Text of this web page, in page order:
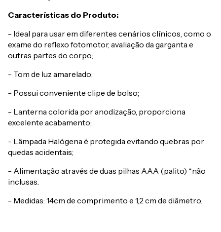
Características do Produto:
- Ideal para usar em diferentes cenários clínicos, como o
exame do reflexo fotomotor, avaliação da garganta e
outras partes do corpo;
- Tom de luz amarelado;
- Possui conveniente clipe de bolso;
- Lanterna colorida por anodização, proporciona
excelente acabamento;
- Lâmpada Halógena é protegida evitando quebras por
quedas acidentais;
- Alimentação através de duas pilhas AAA (palito) *não
inclusas.
- Medidas: 14cm de comprimento e 1,2 cm de diâmetro.